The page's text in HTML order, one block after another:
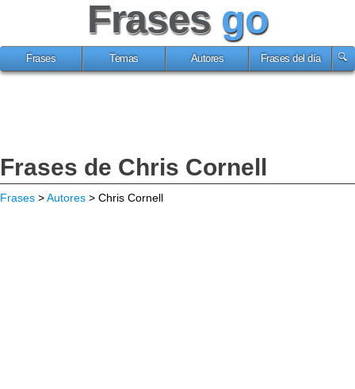
Frases go
Frases Temas Autores Frases del día
Frases de Chris Cornell
Frases >Autores > Chris Cornell